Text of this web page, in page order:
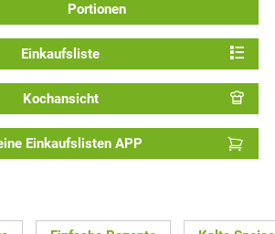
Portionen
Einkaufsliste
Kochansicht
Einkaufslisten APP